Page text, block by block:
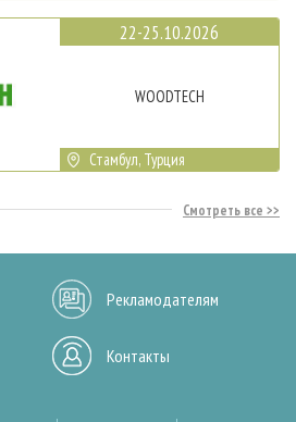
22-25.10.2026
WOODTECH
Стамбул, Турция
Смотреть все
Рекламодателям
Контакты